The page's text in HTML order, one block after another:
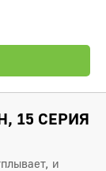
15 СЕРИЯ
и